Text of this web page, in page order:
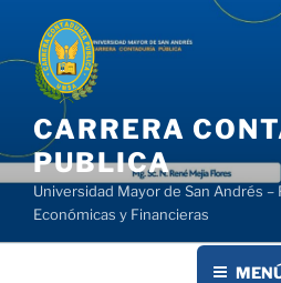
contenido
CARRERA
PUBLICA
Universidad Mayor de San Andrés –
Económicas y Financieras